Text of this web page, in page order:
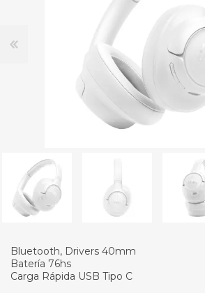
Bluetooth, Drivers 40mm
Batería 76hs
Carga Rápida USB Tipo C